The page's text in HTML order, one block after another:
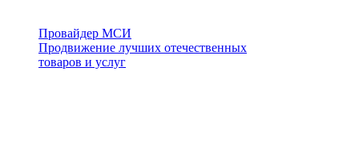
Провайдер МСИ
Продвижение лучших отечественных
товаров и услуг